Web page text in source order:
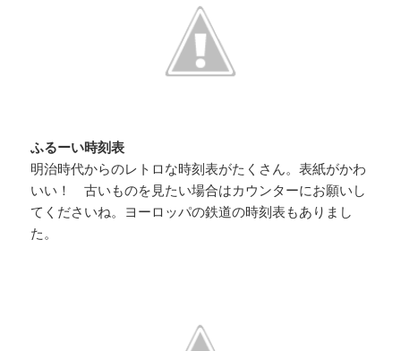
ふるーい時刻表
明治時代からのレトロな時刻表がたくさん。表紙がかわ
いい！ 古いものを見たい場合はカウンターにお願いし
てくださいね。ヨーロッパの鉄道の時刻表もありまし
た。